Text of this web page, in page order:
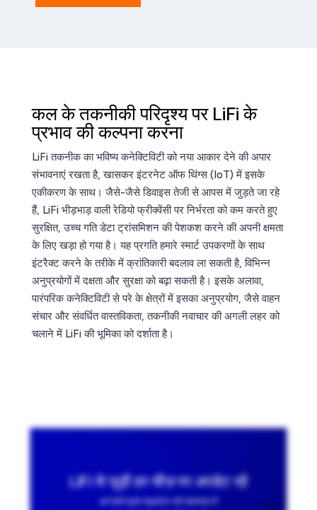
कल के तकनीकी परिदृश्य पर LiFi के
प्रभाव की कल्पना करना
LiFi तकनीक का भविष्य कनेक्टिविटी को नया आकार देने की अपार
संभावनाएं रखता है, खासकर इंटरनेट ऑफ थिंग्स (IoT) में इसके
एकीकरण के साथ। जैसे-जैसे डिवाइस तेजी से आपस में जुड़ते जा रहे
हैं, LiFi भीड़भाड़ वाली रेडियो फ्रीक्वेंसी पर निर्भरता को कम करते हुए
सुरक्षित, उच्च गति डेटा ट्रांसमिशन की पेशकश करने की अपनी क्षमता
के लिए खड़ा हो गया है। यह प्रगति हमारे स्मार्ट उपकरणों के साथ
इंटरैक्ट करने के तरीके में क्रांतिकारी बदलाव ला सकती है, विभिन्न
अनुप्रयोगों में दक्षता और सुरक्षा को बढ़ा सकती है। इसके अलावा,
पारंपरिक कनेक्टिविटी से परे के क्षेत्रों में इसका अनुप्रयोग, जैसे वाहन
संचार और संवर्धित वास्तविकता, तकनीकी नवाचार की अगली लहर को
चलाने में LiFi की भूमिका को दर्शाता है।
LiFi से जुड़ी हर चीज़ पर अपडेट रहें
हमारे मुफ्त न्यूजलेटर की सदस्यता लें